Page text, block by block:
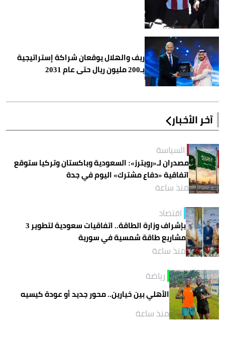
ريف والهلال يوقعان شراكة إستراتيجية
بـ200 مليون ريال حتى عام 2031
آخر الأخبار
السياسة
مصدران لـ«رويترز»: السعودية وباكستان وتركيا ستوقع
اتفاقية «دفاع مشترك» اليوم في جدة
منذ ساعة
اقتصاد
بإشراف وزارة الطاقة.. اتفاقيات سعودية لتطوير 3
مشاريع طاقة شمسية في سورية
منذ ساعة
رياضة
الأهلي بين خيارين.. محور جديد أو عودة كيسيه
منذ ساعة